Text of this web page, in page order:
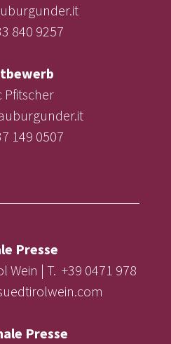
840 9257
Pfitscher
149 0507
Presse
Wein | T. +39 0471 978
Presse